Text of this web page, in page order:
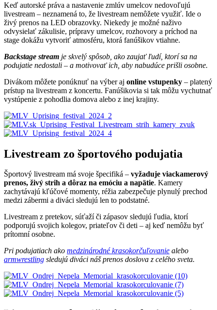
Keď autorské práva a nastavenie zmlúv umelcov nedovoľujú
livestream – neznamená to, že livestream nemôžete využiť. Ide o
živý prenos na LED obrazovky. Niekedy je možné naživo
odvysielať zákulisie, prípravy umelcov, rozhovory a príchod na
stage dokážu vytvoriť atmosféru, ktorá fanúšikov vtiahne.
Backstage stream je skvelý spôsob, ako zaujať ľudí, ktorí sa na
podujatie nedostali – a motivovať ich, aby nabudúce prišli osobne.
Divákom môžete ponúknuť na výber aj online vstupenky – platený
prístup na livestream z koncertu. Fanúšikovia si tak môžu vychutnať
vystúpenie z pohodlia domova alebo z inej krajiny.
Livestream zo športového podujatia
Športový livestream má svoje špecifiká – vyžaduje viackamerový
prenos, živý strih a dôraz na emóciu a napätie. Kamery
zachytávajú kľúčové momenty, réžia zabezpečuje plynulý prechod
medzi zábermi a diváci sledujú len to podstatné.
Livestream z pretekov, súťaží či zápasov sledujú ľudia, ktorí
podporujú svojich kolegov, priateľov či deti – aj keď nemôžu byť
prítomní osobne.
Pri podujatiach ako medzinárodné krasokorčuľovanie alebo
armwrestling sledujú diváci náš prenos doslova z celého sveta.